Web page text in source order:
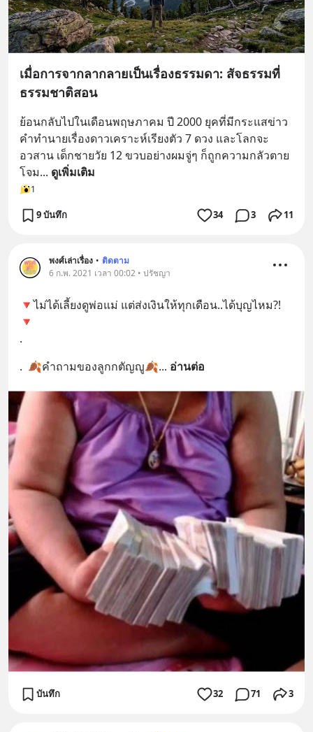
เมื่อการจากลากลายเป็นเรื่องธรรมดา: สัจธรรมที่
ธรรมชาติสอน
ย้อนกลับไปในเดือนพฤษภาคม ปี 2000 ยุคที่มีกระแสข่าว
คำทำนายเรื่องดาวเคราะห์เรียงตัว 7 ดวง และโลกจะ
อวสาน เด็กชายวัย 12 ขวบอย่างผมจู่ๆ ก็ถูกความกลัวตาย
โจม... ดูเพิ่มเติม
1
9 บันทึก 34 3 11
พงศ์เล่าเรื่อง • ติดตาม
6 ก.พ. 2021 เวลา 00:02 • ปรัชญา
🔻ไม่ได้เลี้ยงดูพ่อแม่ แต่ส่งเงินให้ทุกเดือน..ได้บุญไหม?!
🔻
.
.  🍂คำถามของลูกกตัญญู🍂... อ่านต่อ
บันทึก 32 71 3